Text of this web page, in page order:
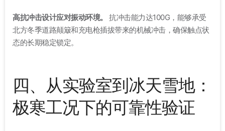
高抗冲击设计应对振动环境。 抗冲击能力达100G，能够承受
北方冬季道路颠簸和充电枪插拔带来的机械冲击，确保触点状
态的长期稳定锁定。
四、从实验室到冰天雪地：
极寒工况下的可靠性验证